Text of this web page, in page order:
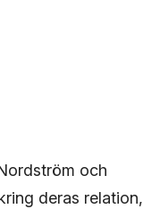
och
deras relation,